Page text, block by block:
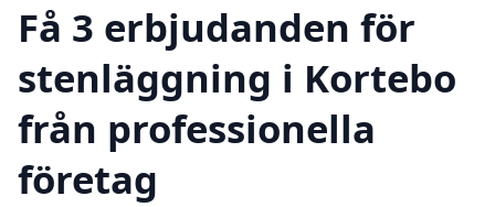
Få 3 erbjudanden för
stenläggning i Kortebo
från professionella
företag